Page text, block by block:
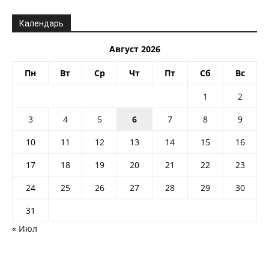
Календарь
Август 2026
Пн Вт Ср Чт Пт Сб Вс
1
2
3
4 5 6 7 8
9
10
11 12 13 14 15
16
17
18 19 20 21 22
23
24
25 26 27 28 29
30
31
« Июл